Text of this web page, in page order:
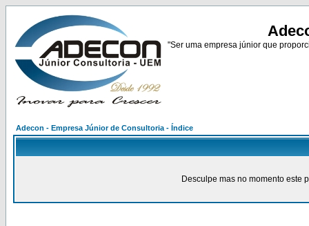
"Ser uma empresa júnior que
Adecon - Empresa Júnior de Consultoria - Índice
Desculpe mas no momento este